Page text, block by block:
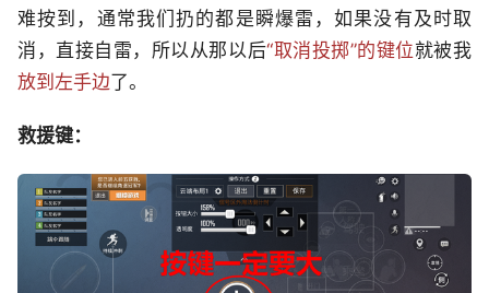
难按到，通常我们扔的都是瞬爆雷，如果没有及时取
消，直接自雷，所以从那以后“取消投掷”的键位就被我
放到左手边了。
救援键：